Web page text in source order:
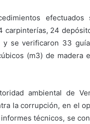
carpinterías, 24
y se verificaron 33
(m3) de madera
ambiental de
la corrupción, en el
técnicos, se